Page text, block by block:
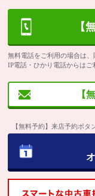
【
無料電話をご利用の場合は、
IP電話・ひかり電話からはご
【
【無料予約】来店予約ボ